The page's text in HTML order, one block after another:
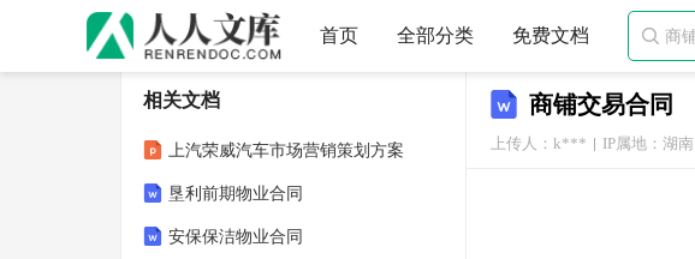
首页 全部分类 免费文档 
商铺交易合同
上传人：k*** IP属地：湖南
相关文档
上汽荣威汽车市场营销策划方案
垦利前期物业合同
安保保洁物业合同